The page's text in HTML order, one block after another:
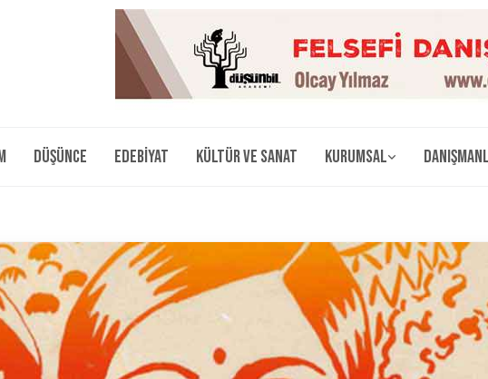
Düşünce Edebiyat Kültür ve Sanat Kurumsal